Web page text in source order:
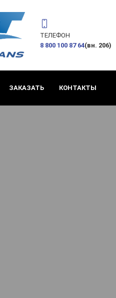
ТЕЛЕФОН
8 800 100 87 64(вн. 206)
ЗАКАЗАТЬ КОНТАКТЫ